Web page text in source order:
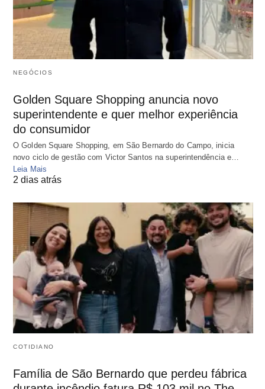
NEGÓCIOS
Golden Square Shopping anuncia novo
superintendente e quer melhor experiência
do consumidor
O Golden Square Shopping, em São Bernardo do Campo, inicia
novo ciclo de gestão com Victor Santos na superintendência e…
Leia Mais
2 dias atrás
COTIDIANO
Família de São Bernardo que perdeu fábrica